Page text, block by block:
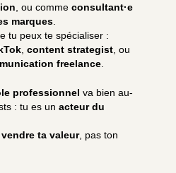
, ou comme consultant·e
marques.
tu peux te spécialiser :
, content strategist, ou
freelance.
professionnel va bien au-
: tu es un acteur du
vendre ta valeur, pas ton